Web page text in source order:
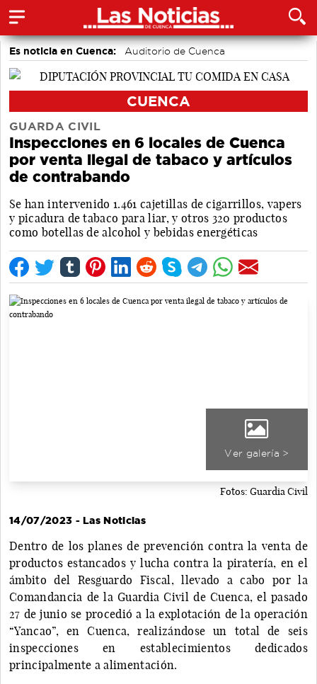
Es noticia en Cuenca: Auditorio de Cuenca
CUENCA
GUARDA CIVIL
Inspecciones en 6 locales de Cuenca
por venta ilegal de tabaco y artículos
de contrabando
Se han intervenido 1.461 cajetillas de cigarrillos, vapers
y picadura de tabaco para liar, y otros 320 productos
como botellas de alcohol y bebidas energéticas
Ver galería >
Fotos: Guardia Civil
14/07/2023 - Las Noticias
Dentro de los planes de prevención contra la venta de
productos estancados y lucha contra la piratería, en el
ámbito del Resguardo Fiscal, llevado a cabo por la
Comandancia de la Guardia Civil de Cuenca, el pasado
27 de junio se procedió a la explotación de la operación
“Yancao”, en Cuenca, realizándose un total de seis
inspecciones en establecimientos dedicados
principalmente a alimentación.